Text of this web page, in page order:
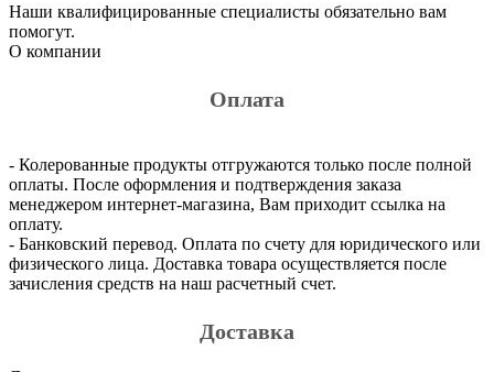
Наши квалифицированные специалисты обязательно вам
помогут.
О компании
Оплата
- Колерованные продукты отгружаются только после полной
оплаты. После оформления и подтверждения заказа
менеджером интернет-магазина, Вам приходит ссылка на
оплату.
- Банковский перевод. Оплата по счету для юридического или
физического лица. Доставка товара осуществляется после
зачисления средств на наш расчетный счет.
Доставка